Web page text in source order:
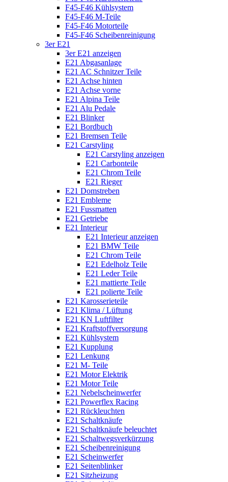
F45-F46 Kühlsystem
F45-F46 M-Teile
F45-F46 Motorteile
F45-F46 Scheibenreinigung
3er E21
3er E21 anzeigen
E21 Abgasanlage
E21 AC Schnitzer Teile
E21 Achse hinten
E21 Achse vorne
E21 Alpina Teile
E21 Alu Pedale
E21 Blinker
E21 Bordbuch
E21 Bremsen Teile
E21 Carstyling
E21 Carstyling anzeigen
E21 Carbonteile
E21 Chrom Teile
E21 Rieger
E21 Domstreben
E21 Embleme
E21 Fussmatten
E21 Getriebe
E21 Interieur
E21 Interieur anzeigen
E21 BMW Teile
E21 Chrom Teile
E21 Edelholz Teile
E21 Leder Teile
E21 mattierte Teile
E21 polierte Teile
E21 Karosserieteile
E21 Klima / Lüftung
E21 KN Luftfilter
E21 Kraftstoffversorgung
E21 Kühlsystem
E21 Kupplung
E21 Lenkung
E21 M- Teile
E21 Motor Elektrik
E21 Motor Teile
E21 Nebelscheinwerfer
E21 Powerflex Racing
E21 Rückleuchten
E21 Schaltknäufe
E21 Schaltknäufe beleuchtet
E21 Schaltwegsverkürzung
E21 Scheibenreinigung
E21 Scheinwerfer
E21 Seitenblinker
E21 Sitzheizung